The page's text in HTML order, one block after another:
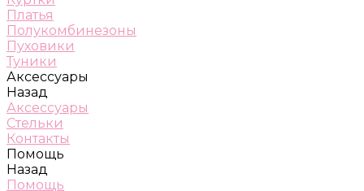
Платья
Полукомбинезоны
Пуховики
Туники
Аксессуары
Назад
Аксессуары
Стельки
Контакты
Помощь
Назад
Помощь